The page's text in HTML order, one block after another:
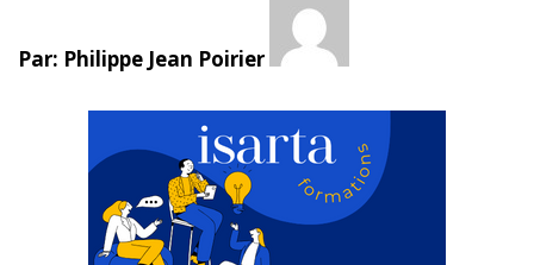
Par: Philippe Jean Poirier